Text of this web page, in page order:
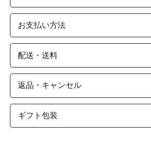
お支払い方法
配送・送料
返品・キャンセル
ギフト包装